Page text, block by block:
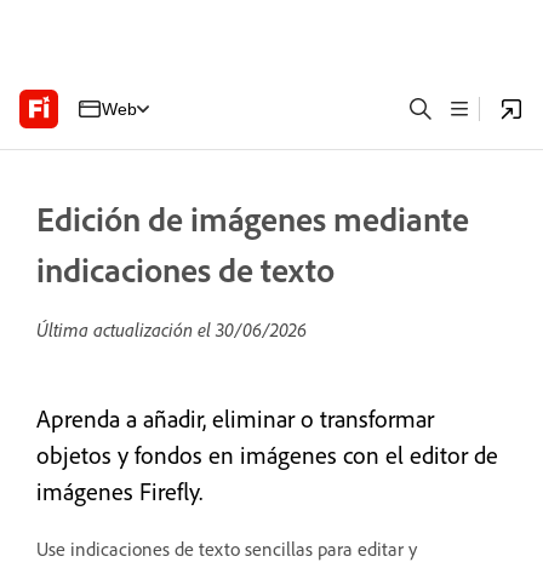
Web
Edición de imágenes mediante
indicaciones de texto
Última actualización el 30/06/2026
Aprenda a añadir, eliminar o transformar
objetos y fondos en imágenes con el editor de
imágenes Firefly.
Use indicaciones de texto sencillas para editar y